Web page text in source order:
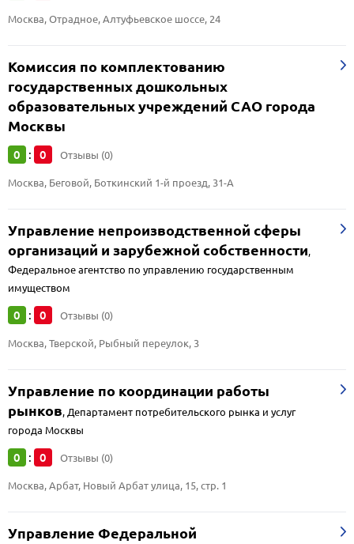
Москва, Отрадное, Алтуфьевское шоссе, 24
Комиссия по комплектованию
государственных дошкольных
образовательных учреждений САО города
Москвы
0 : 0 Отзывы (0)
Москва, Беговой, Боткинский 1-й проезд, 31-А
Управление непроизводственной сферы
организаций и зарубежной собственности,
Федеральное агентство по управлению государственным
имуществом
0 : 0 Отзывы (0)
Москва, Тверской, Рыбный переулок, 3
Управление по координации работы
рынков, Департамент потребительского рынка и услуг
города Москвы
0 : 0 Отзывы (0)
Москва, Арбат, Новый Арбат улица, 15, стр. 1
Управление Федеральной